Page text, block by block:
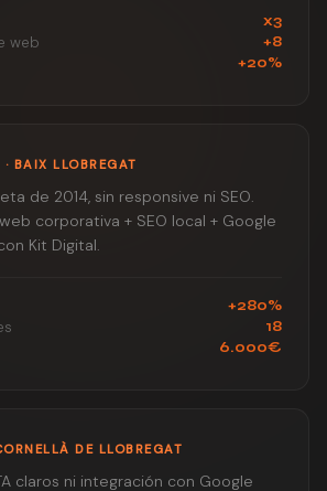
x3
web +8
+20%
BAIX LLOBREGAT
de 2014, sin responsive ni SEO.
corporativa + SEO local + Google
Kit Digital.
+280%
18
6.000€
DE LLOBREGAT
claros ni integración con Google